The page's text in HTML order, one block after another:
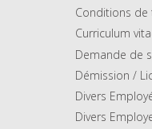
Conditions de
Curriculum
Demande de
Démission /
Divers
Divers